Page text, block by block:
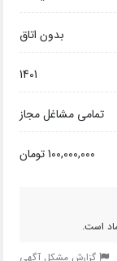
بدون اتاق
1401
تمامی مشاغل مجاز
100,000,000 تومان
است.
گزارش مشکل آگهی